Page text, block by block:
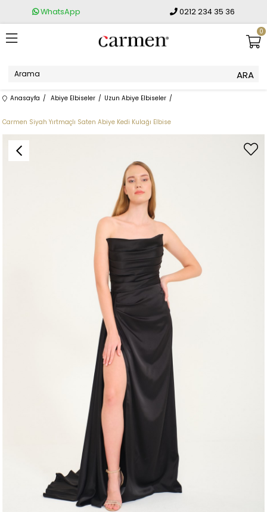
WhatsApp 0212 234 35 36
0
Anasayfa Abiye Elbiseler Uzun Abiye Elbiseler
Carmen Siyah Yırtmaçlı Saten Abiye Kedi Kulağı Elbise